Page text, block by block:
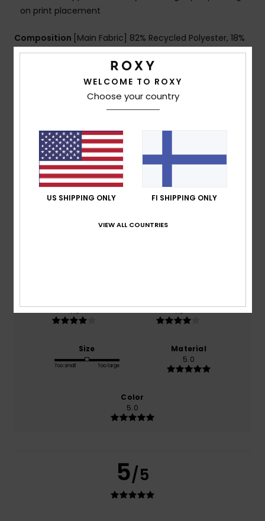
on print placement
Composition [Main Fabric] 82% Recycled Polyester, 18%
Elastane
Shipping & Returns
Customer Reviews
Average Score
5.0/5
4.0
4.0
Size
Too small Too large
Material
5.0
Color
5.0
5/5
WELCOME TO ROXY
Choose your country
US SHIPPING ONLY FI SHIPPING ONLY
VIEW ALL COUNTRIES